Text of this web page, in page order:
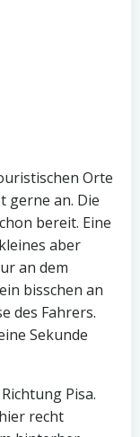
Orte
gerne an. Die
bereit. Eine
aber
an dem
bisschen an
des Fahrers.
Sekunde
Pisa.
recht